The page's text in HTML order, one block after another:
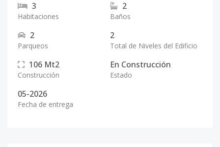
3
Habitaciones
2
Baños
2
Parqueos
2
Total de Niveles del Edificio
106 Mt2
Construcción
En Construcción
Estado
05-2026
Fecha de entrega